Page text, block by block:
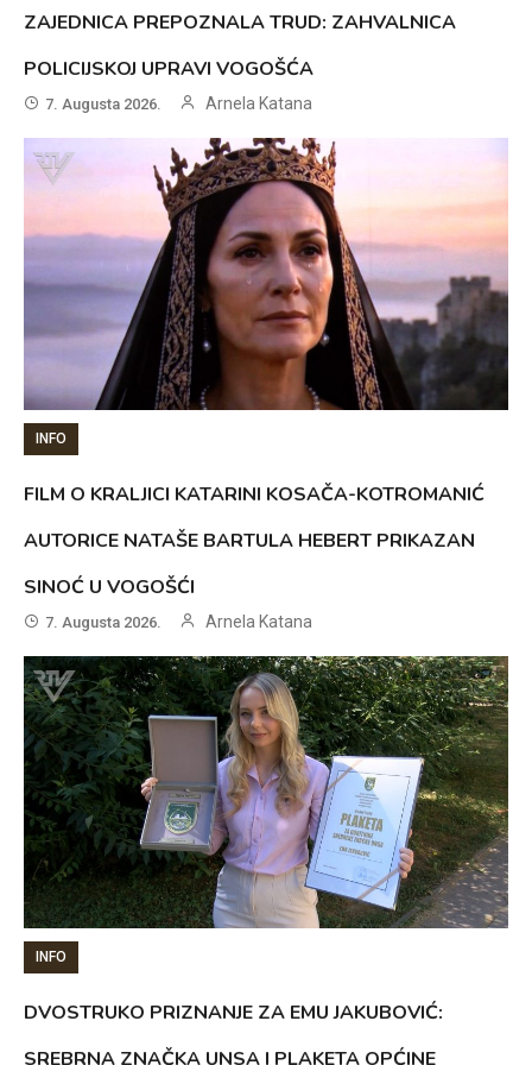
ZAJEDNICA PREPOZNALA TRUD: ZAHVALNICA
POLICIJSKOJ UPRAVI VOGOŠĆA
7. Augusta 2026. Arnela Katana
INFO
FILM O KRALJICI KATARINI KOSAČA-KOTROMANIĆ
AUTORICE NATAŠE BARTULA HEBERT PRIKAZAN
SINOĆ U VOGOŠĆI
7. Augusta 2026. Arnela Katana
INFO
DVOSTRUKO PRIZNANJE ZA EMU JAKUBOVIĆ:
SREBRNA ZNAČKA UNSA I PLAKETA OPĆINE